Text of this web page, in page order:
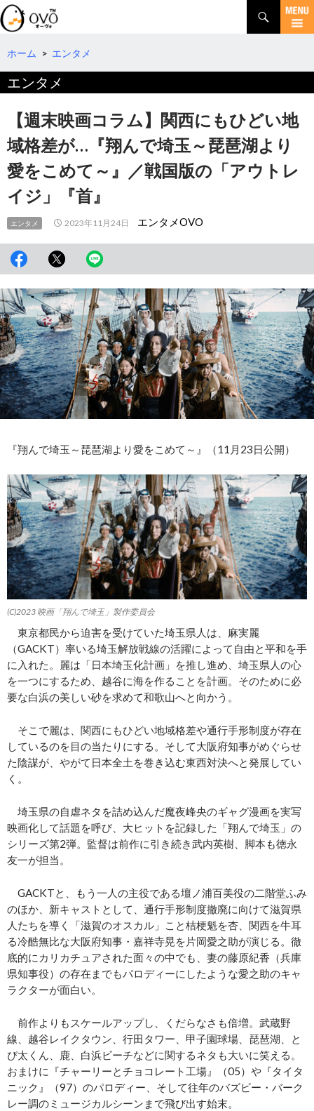
検
索
コ
テ
へ
ホーム > エンタメ
エンタメ
【週末映画コラム】関西にもひどい地
域格差が…『翔んで埼玉～琵琶湖より
愛をこめて～』／戦国版の「アウトレ
イジ」『首』
エンタメ 2023年11月24日 エンタメOVO
『翔んで埼玉～琵琶湖より愛をこめて～』（11月23日公開）
(C)2023 映画「翔んで埼玉」製作委員会
東京都民から迫害を受けていた埼玉県人は、麻実麗
（GACKT）率いる埼玉解放戦線の活躍によって自由と平和を手
に入れた。麗は「日本埼玉化計画」を推し進め、埼玉県人の心
を一つにするため、越谷に海を作ることを計画。そのために必
要な白浜の美しい砂を求めて和歌山へと向かう。
そこで麗は、関西にもひどい地域格差や通行手形制度が存在
しているのを目の当たりにする。そして大阪府知事がめぐらせ
た陰謀が、やがて日本全土を巻き込む東西対決へと発展してい
く。
埼玉県の自虐ネタを詰め込んだ魔夜峰央のギャグ漫画を実写
映画化して話題を呼び、大ヒットを記録した「翔んで埼玉」の
シリーズ第2弾。監督は前作に引き続き武内英樹、脚本も徳永
友一が担当。
GACKTと、もう一人の主役である壇ノ浦百美役の二階堂ふみ
のほか、新キャストとして、通行手形制度撤廃に向けて滋賀県
人たちを導く「滋賀のオスカル」こと桔梗魁を杏、関西を牛耳
る冷酷無比な大阪府知事・嘉祥寺晃を片岡愛之助が演じる。徹
底的にカリカチュアされた面々の中でも、妻の藤原紀香（兵庫
県知事役）の存在までもパロディーにしたような愛之助のキャ
ラクターが面白い。
前作よりもスケールアップし、くだらなさも倍増。武蔵野
線、越谷レイクタウン、行田タワー、甲子園球場、琵琶湖、と
び太くん、鹿、白浜ビーチなどに関するネタも大いに笑える。
おまけに『チャーリーとチョコレート工場』（05）や『タイタ
ニック』（97）のパロディー、そして往年のバズビー・バーク
レー調のミュージカルシーンまで飛び出す始末。